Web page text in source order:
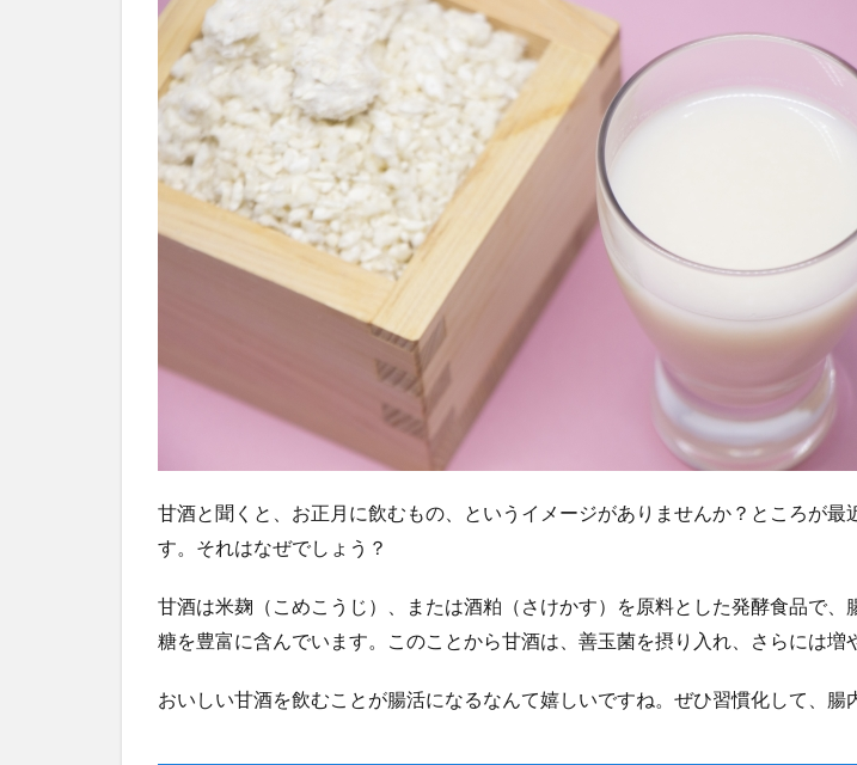
甘酒と聞くと、お正月に飲むもの、というイメージがありませんか？ところが
す。それはなぜでしょう？
甘酒は米麹（こめこうじ）、または酒粕（さけかす）を原料とした発酵食品で
糖を豊富に含んでいます。このことから甘酒は、善玉菌を摂り入れ、さらには増
おいしい甘酒を飲むことが腸活になるなんて嬉しいですね。ぜひ習慣化して、腸